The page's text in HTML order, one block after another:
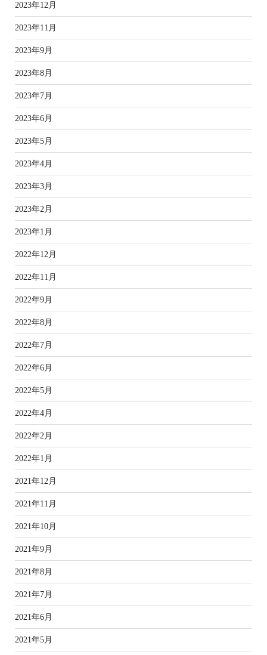
2023年12月
2023年11月
2023年9月
2023年8月
2023年7月
2023年6月
2023年5月
2023年4月
2023年3月
2023年2月
2023年1月
2022年12月
2022年11月
2022年9月
2022年8月
2022年7月
2022年6月
2022年5月
2022年4月
2022年2月
2022年1月
2021年12月
2021年11月
2021年10月
2021年9月
2021年8月
2021年7月
2021年6月
2021年5月